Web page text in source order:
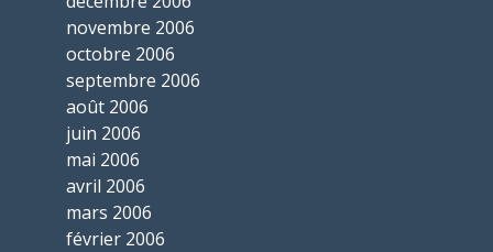
novembre 2006
octobre 2006
septembre 2006
août 2006
juin 2006
mai 2006
avril 2006
mars 2006
février 2006